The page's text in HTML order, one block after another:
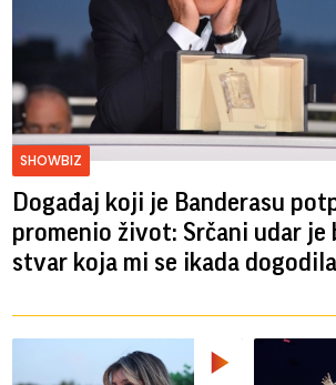
SHOWBIZ
Događaj koji je Banderasu
promenio život: Srčani udar je
stvar koja mi se ikada